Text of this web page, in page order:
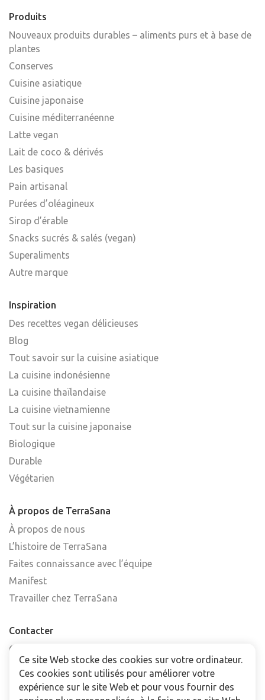
Produits
Nouveaux produits durables – aliments purs et à base de
plantes
Conserves
Cuisine asiatique
Cuisine japonaise
Cuisine méditerranéenne
Latte vegan
Lait de coco & dérivés
Les basiques
Pain artisanal
Purées d’oléagineux
Sirop d’érable
Snacks sucrés & salés (vegan)
Superaliments
Autre marque
Inspiration
Des recettes vegan délicieuses
Blog
Tout savoir sur la cuisine asiatique
La cuisine indonésienne
La cuisine thaïlandaise
La cuisine vietnamienne
Tout sur la cuisine japonaise
Biologique
Durable
Végétarien
À propos de TerraSana
À propos de nous
L’histoire de TerraSana
Faites connaissance avec l’équipe
Manifest
Travailler chez TerraSana
Contacter
Contactez-nous
Trouver un point de vente
FAQ
Ce site Web stocke des cookies sur votre ordinateur.
Ces cookies sont utilisés pour améliorer votre
expérience sur le site Web et pour vous fournir des